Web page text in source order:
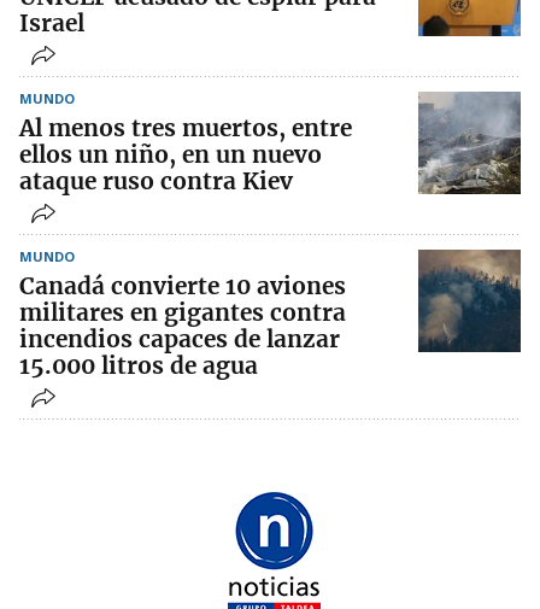
Israel
MUNDO
Al menos tres muertos, entre
ellos un niño, en un nuevo
ataque ruso contra Kiev
MUNDO
Canadá convierte 10 aviones
militares en gigantes contra
incendios capaces de lanzar
15.000 litros de agua